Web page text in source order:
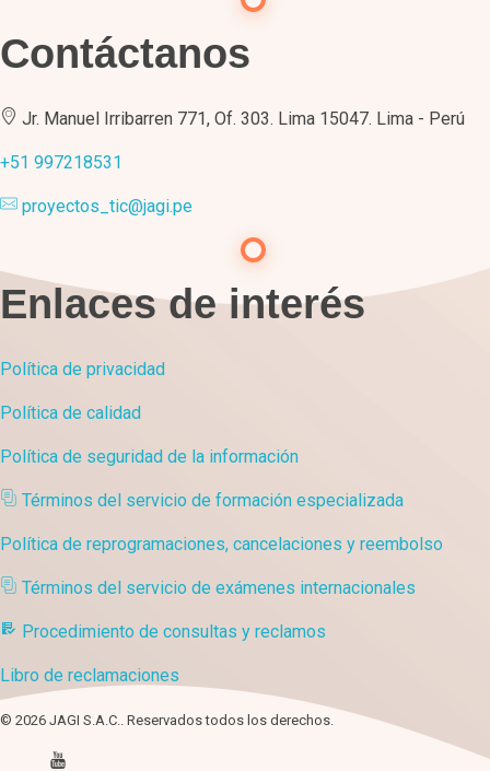
Contáctanos
Jr. Manuel Irribarren 771, Of. 303. Lima 15047. Lima - Perú
+51 997218531
proyectos_tic@jagi.pe
Enlaces de interés
Política de privacidad
Política de calidad
Política de seguridad de la información
Términos del servicio de formación especializada
Política de reprogramaciones, cancelaciones y reembolso
Términos del servicio de exámenes internacionales
Procedimiento de consultas y reclamos
Libro de reclamaciones
© 2026 JAGI S.A.C.. Reservados todos los derechos.